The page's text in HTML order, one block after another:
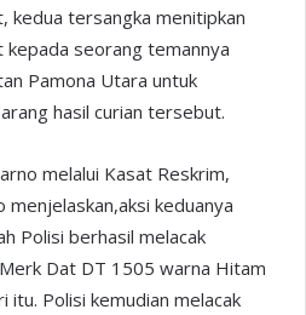
kedua tersangka menitipkan
seorang temannya
Pamona Utara untuk
hasil curian tersebut.
melalui Kasat Reskrim,
menjelaskan,aksi keduanya
Polisi berhasil melacak
Dat DT 1505 warna Hitam
itu. Polisi kemudian melacak